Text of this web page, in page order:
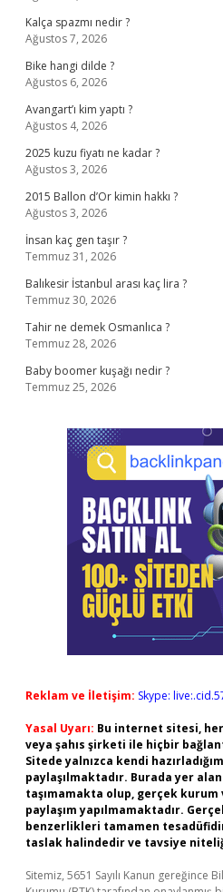
Kalça spazmı nedir ?
Ağustos 7, 2026
Bike hangi dilde ?
Ağustos 6, 2026
Avangart’ı kim yaptı ?
Ağustos 4, 2026
2025 kuzu fiyatı ne kadar ?
Ağustos 3, 2026
2015 Ballon d’Or kimin hakkı ?
Ağustos 3, 2026
İnsan kaç gen taşır ?
Temmuz 31, 2026
Balıkesir İstanbul arası kaç lira ?
Temmuz 30, 2026
Tahir ne demek Osmanlıca ?
Temmuz 28, 2026
Baby boomer kuşağı nedir ?
Temmuz 25, 2026
Reklam ve İletişim: Skype:
Yasal Uyarı: Bu internet sitesi,
veya şahıs şirketi ile hiçbir
Sitede yalnızca kendi
paylaşılmaktadır. Burada yer
taşımamakta olup, gerçek kurum
paylaşım yapılmamaktadır.
benzerlikleri tamamen
taslak halindedir ve tavsiye
Sitemiz, 5651 Sayılı Kanun gereğince